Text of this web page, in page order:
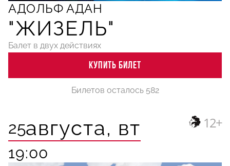
АДОЛЬФ АДАН
"ЖИЗЕЛЬ"
Балет в двух действиях
КУПИТЬ БИЛЕТ
Билетов осталось 582
25августа, вт
19:00
12+